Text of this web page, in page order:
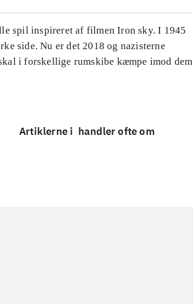
spil inspireret af filmen Iron sky. I 1945
side. Nu er det 2018 og nazisterne
i forskellige rumskibe kæmpe imod dem
Artiklerne i handler ofte om